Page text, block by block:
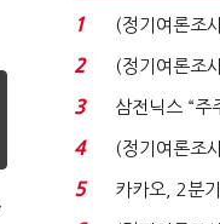
1
(정기여론조
청래 '초접전
2
(정기여론조
'초접전'…대
3
삼전닉스 “
로이터에 성
4
(정기여론조
7%…일주일
5
카카오, 2분
비 36% 증가